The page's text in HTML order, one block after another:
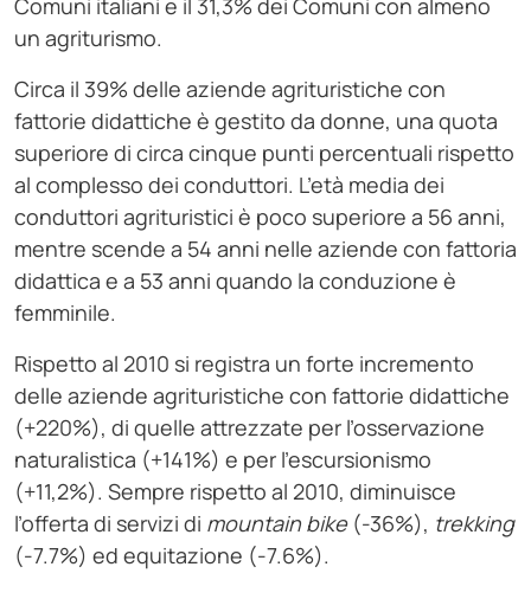
Comuni italiani e il 31,3% dei Comuni con almeno
un agriturismo.
Circa il 39% delle aziende agrituristiche con
fattorie didattiche è gestito da donne, una quota
superiore di circa cinque punti percentuali rispetto
al complesso dei conduttori. L’età media dei
conduttori agrituristici è poco superiore a 56 anni,
mentre scende a 54 anni nelle aziende con fattoria
didattica e a 53 anni quando la conduzione è
femminile.
Rispetto al 2010 si registra un forte incremento
delle aziende agrituristiche con fattorie didattiche
(+220%), di quelle attrezzate per l’osservazione
naturalistica (+141%) e per l’escursionismo
(+11,2%). Sempre rispetto al 2010, diminuisce
l’offerta di servizi di mountain bike(-36%), trekking
(-7.7%) ed equitazione (-7.6%).